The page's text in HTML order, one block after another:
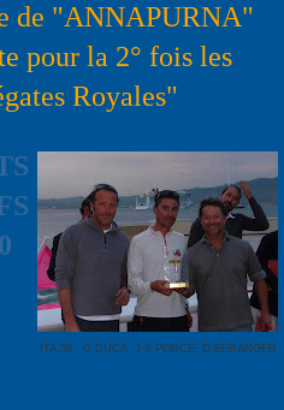
de "ANNAPURNA"
pour la 2° fois les
Royales"
ITA 56 - G.DUCA, J-S PONCE, D.BERANGER